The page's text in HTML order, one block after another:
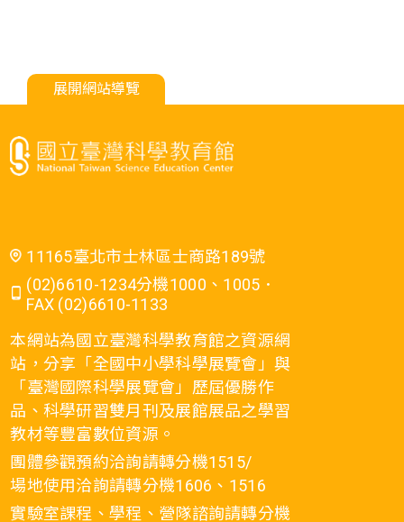
展開網站導覽
11165臺北市士林區士商路189號
(02)6610-1234分機1000、1005．
FAX (02)6610-1133
本網站為國立臺灣科學教育館之資源網
站，分享「全國中小學科學展覽會」與
「臺灣國際科學展覽會」歷屆優勝作
品、科學研習雙月刊及展館展品之學習
教材等豐富數位資源。
團體參觀預約洽詢請轉分機1515/
場地使用洽詢請轉分機1606、1516
實驗室課程、學程、營隊諮詢請轉分機